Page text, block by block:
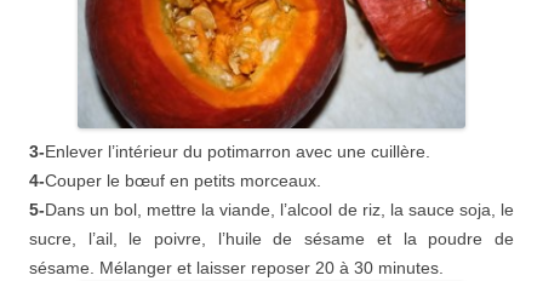
3-Enlever l’intérieur du potimarron avec une cuillère.
4-Couper le bœuf en petits morceaux.
5-Dans un bol, mettre la viande, l’alcool de riz, la sauce soja, le
sucre, l’ail, le poivre, l’huile de sésame et la poudre de
sésame. Mélanger et laisser reposer 20 à 30 minutes.